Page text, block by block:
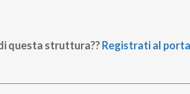
questa struttura??Registrati al